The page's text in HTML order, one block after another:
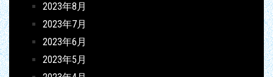
2023年8月
2023年7月
2023年6月
2023年5月